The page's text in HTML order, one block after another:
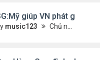
giúp VN phát giác
music123 Chủ nhật Tháng 7 26, 2026 5:22 pm